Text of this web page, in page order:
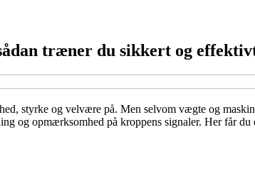
træner du sikkert og
styrke og velvære på. Men selvom vægte og
og opmærksomhed på kroppens signaler. Her får